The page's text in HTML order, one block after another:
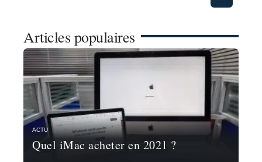
Articles populaires
ACTU
Quel iMac acheter en 2021 ?